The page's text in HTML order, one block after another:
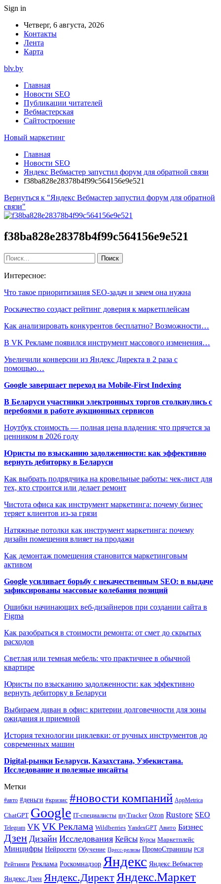
Sign in
Четверг, 6 августа, 2026
Контакты
Лента
Карта
blv.by
Главная
Новости SEO
Публикации читателей
Вебмастерская
Сайтостроение
Новый маркетинг
Главная
Новости SEO
Яндекс Вебмастер запустил форум для обратной связи
f38ba828e28378b4f99c564156e9e521
Вернуться к "Яндекс Вебмастер запустил форум для обратной
связи"
f38ba828e28378b4f99c564156e9e521
Интересное:
Что такое приоритизация SEO-задач и зачем она нужна
Роскачество создаст рейтинг доверия к маркетплейсам
Как анализировать конкурентов бесплатно? Возможности…
В VK Рекламе появился инструмент массового изменения…
Увеличили конверсии из Яндекс Директа в 2 раза с
помощью…
Google завершает переход на Mobile-First Indexing
В Беларуси участники электронных торгов столкнулись с
перебоями в работе аукционных сервисов
Ноутбук стоимость — полная цена владения: что прячется за
ценником в 2026 году
Юристы по взысканию задолженности: как эффективно
вернуть дебиторку в Беларуси
Как выбрать подрядчика на кровельные работы: чек-лист для
тех, кто строится или делает ремонт
Чистота офиса как инструмент маркетинга: почему бизнес
теряет клиентов из-за грязи
Натяжные потолки как инструмент маркетинга: почему
дизайн помещения влияет на продажи
Как демонтаж помещения становится маркетинговым
активом
Google усиливает борьбу с некачественным SEO: в выдаче
зафиксированы массовые колебания позиций
Ошибки начинающих веб-дизайнеров при создании сайта в
Figma
Как разобраться в стоимости ремонта: от смет до скрытых
расходов
Светлая или темная мебель: что практичнее в обычной
квартире
Юристы по взысканию задолженности: как эффективно
вернуть дебиторку в Беларуси
Выбираем диван в офис: критерии долговечности для зоны
ожидания и приемной
История технологии циклевки: от ручных инструментов до
современных машин
Digital-рынки Беларуси, Казахстана, Узбекистана.
Исследование и полезные инсайты
Метки
#авто #деньги #кризис #новости компаний AppMetrica
ChatGPT Google IT-специалисты myTracker Ozon Rustore SEO
Telegram VK VK Реклама Wildberries YandexGPT Авито Бизнес
Дзен Дизайн Исследования Кейсы Курсы Маркетплейс
Минцифры Нейросети Обучение Пресс-релизы ПромоСтраницы РСЯ
Рейтинги Реклама Роскомнадзор Яндекс Яндекс.Вебмастер
Яндекс.Дзен Яндекс.ДиректЯндекс.Маркет